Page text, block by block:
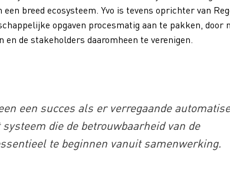
breed ecosysteem. Yvo is tevens oprichter van
opgaven procesmatig aan te pakken, door
de stakeholders daaromheen te verenigen.
een succes als er verregaande
die de betrouwbaarheid van de
te beginnen vanuit samenwerking.